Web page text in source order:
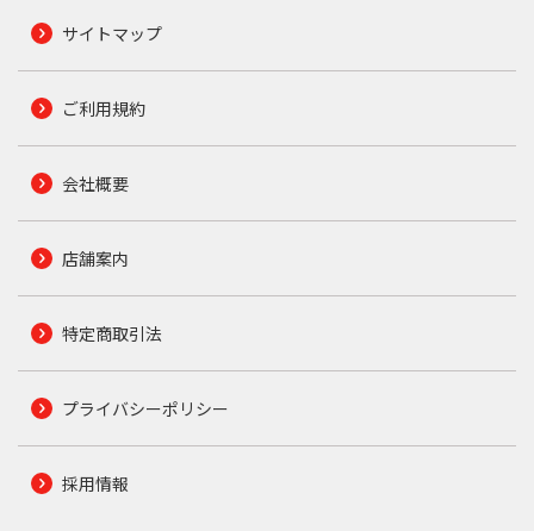
サイトマップ
ご利用規約
会社概要
店舗案内
特定商取引法
プライバシーポリシー
採用情報